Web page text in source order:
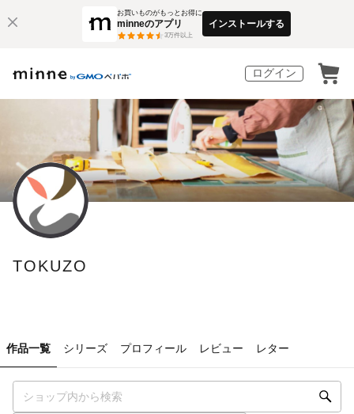
お買いものがもっとお得に
minneのアプリ
3万件以上
インストールする
ログイン
TOKUZO
作品一覧 シリーズ プロフィール レビュー レター